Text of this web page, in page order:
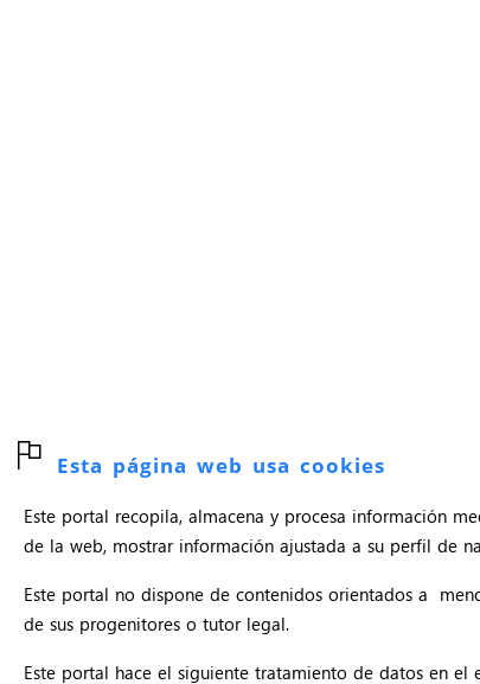
Esta página web usa cookies
Este portal recopila, almacena y procesa información
de la web, mostrar información ajustada a su perfil de
Este portal no dispone de contenidos orientados a
de sus progenitores o tutor legal.
Este portal hace el siguiente tratamiento de datos en